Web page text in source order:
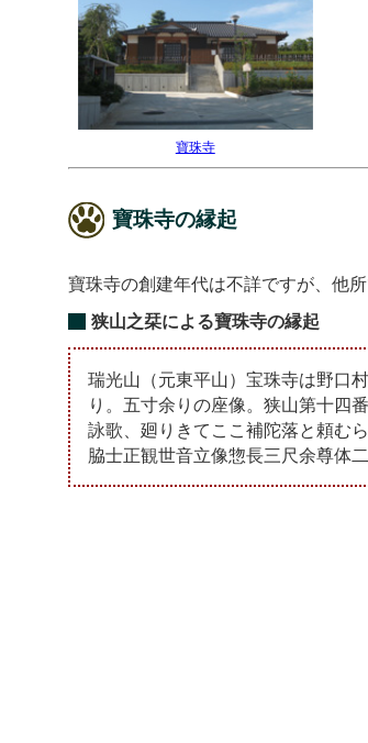
寶珠寺
寶珠寺の縁起
寶珠寺の創建年代は不詳ですが、他
狭山之栞による寶珠寺の縁起
瑞光山（元東平山）宝珠寺は野口村
り。五寸余りの座像。狭山第十四
詠歌、廻りきてここ補陀落と頼む
脇士正観世音立像惣長三尺余尊体